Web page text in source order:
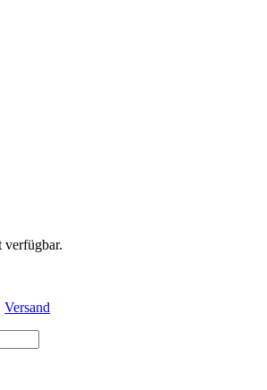
Versand